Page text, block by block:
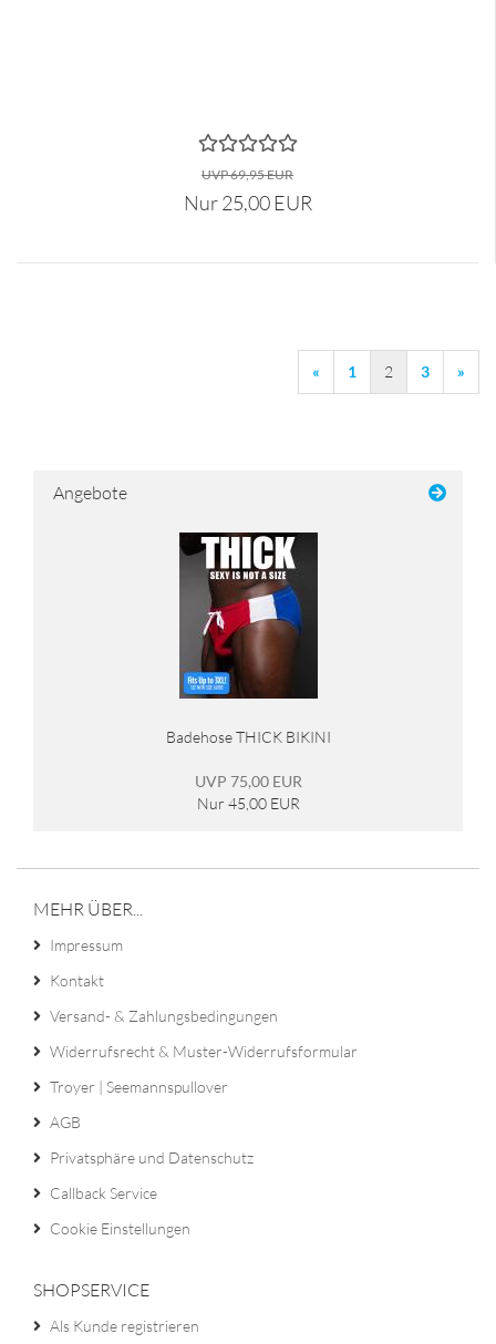
UVP 69,95 EUR
Nur 25,00 EUR
« 1 2 3 »
Angebote
Badehose THICK BIKINI
UVP 75,00 EUR
Nur 45,00 EUR
MEHR ÜBER...
Impressum
Kontakt
Versand- & Zahlungsbedingungen
Widerrufsrecht & Muster-Widerrufsformular
Troyer | Seemannspullover
AGB
Privatsphäre und Datenschutz
Callback Service
Cookie Einstellungen
SHOPSERVICE
Als Kunde registrieren